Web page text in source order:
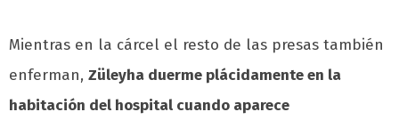
Mientras en la cárcel el resto de las presas también
enferman, Züleyha duerme plácidamente en la
habitación del hospital cuando aparece